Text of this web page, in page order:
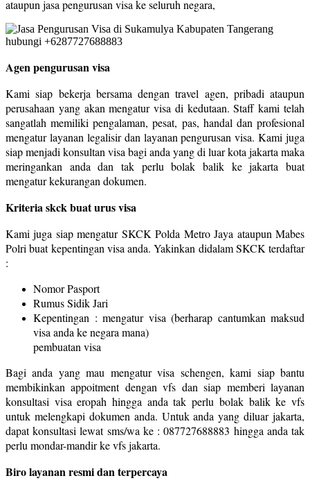
ataupun jasa pengurusan visa ke seluruh negara,
Agen pengurusan visa
Kami siap bekerja bersama dengan travel agen, pribadi ataupun
perusahaan yang akan mengatur visa di kedutaan. Staff kami telah
sangatlah memiliki pengalaman, pesat, pas, handal dan profesional
mengatur layanan legalisir dan layanan pengurusan visa. Kami juga
siap menjadi konsultan visa bagi anda yang di luar kota jakarta maka
meringankan anda dan tak perlu bolak balik ke jakarta buat
mengatur kekurangan dokumen.
Kriteria skck buat urus visa
Kami juga siap mengatur SKCK Polda Metro Jaya ataupun Mabes
Polri buat kepentingan visa anda. Yakinkan didalam SKCK terdaftar
:
Nomor Pasport
Rumus Sidik Jari
Kepentingan : mengatur visa (berharap cantumkan maksud
visa anda ke negara mana)
pembuatan visa
Bagi anda yang mau mengatur visa schengen, kami siap bantu
membikinkan appoitment dengan vfs dan siap memberi layanan
konsultasi visa eropah hingga anda tak perlu bolak balik ke vfs
untuk melengkapi dokumen anda. Untuk anda yang diluar jakarta,
dapat konsultasi lewat sms/wa ke : 087727688883 hingga anda tak
perlu mondar-mandir ke vfs jakarta.
Biro layanan resmi dan terpercaya